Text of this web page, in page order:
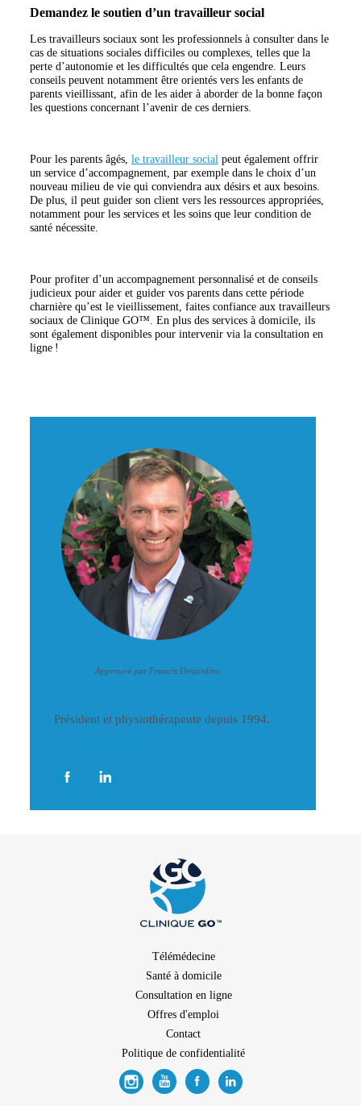
Demandez le soutien d’un travailleur social
Les travailleurs sociaux sont les professionnels à consulter dans le
cas de situations sociales difficiles ou complexes, telles que la
perte d’autonomie et les difficultés que cela engendre. Leurs
conseils peuvent notamment être orientés vers les enfants de
parents vieillissant, afin de les aider à aborder de la bonne façon
les questions concernant l’avenir de ces derniers.
Pour les parents âgés, le travailleur social peut également offrir
un service d’accompagnement, par exemple dans le choix d’un
nouveau milieu de vie qui conviendra aux désirs et aux besoins.
De plus, il peut guider son client vers les ressources appropriées,
notamment pour les services et les soins que leur condition de
santé nécessite.
Pour profiter d’un accompagnement personnalisé et de conseils
judicieux pour aider et guider vos parents dans cette période
charnière qu’est le vieillissement, faites confiance aux travailleurs
sociaux de Clinique GO™. En plus des services à domicile, ils
sont également disponibles pour intervenir via la consultation en
ligne !
Approuvé par Francis Desjardins
Président et physiothérapeute depuis 1994.
Télémédecine
Santé à domicile
Consultation en ligne
Offres d'emploi
Contact
Politique de confidentialité